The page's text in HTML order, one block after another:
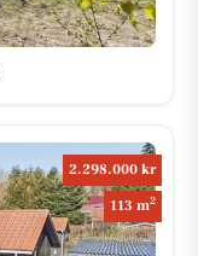
2.298.000 kr
113 m2